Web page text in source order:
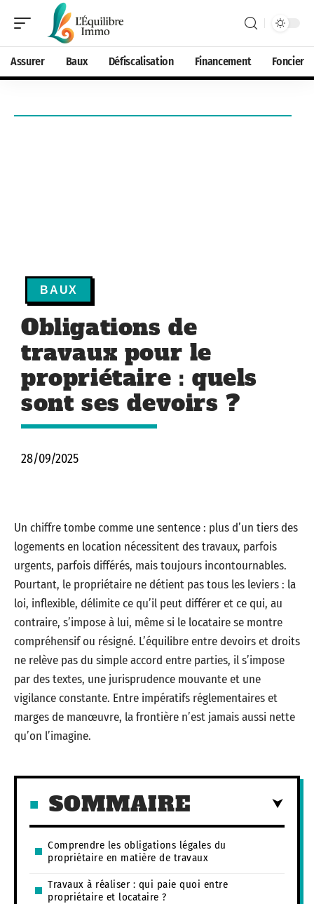
Assurer Baux Défiscalisation Financement Foncier
BAUX
Obligations de
travaux pour le
propriétaire : quels
sont ses devoirs ?
28/09/2025
Un chiffre tombe comme une sentence : plus d’un tiers des
logements en location nécessitent des travaux, parfois
urgents, parfois différés, mais toujours incontournables.
Pourtant, le propriétaire ne détient pas tous les leviers : la
loi, inflexible, délimite ce qu’il peut différer et ce qui, au
contraire, s’impose à lui, même si le locataire se montre
compréhensif ou résigné. L’équilibre entre devoirs et droits
ne relève pas du simple accord entre parties, il s’impose
par des textes, une jurisprudence mouvante et une
vigilance constante. Entre impératifs réglementaires et
marges de manœuvre, la frontière n’est jamais aussi nette
qu’on l’imagine.
SOMMAIRE
Comprendre les obligations légales du
propriétaire en matière de travaux
Travaux à réaliser : qui paie quoi entre
propriétaire et locataire ?